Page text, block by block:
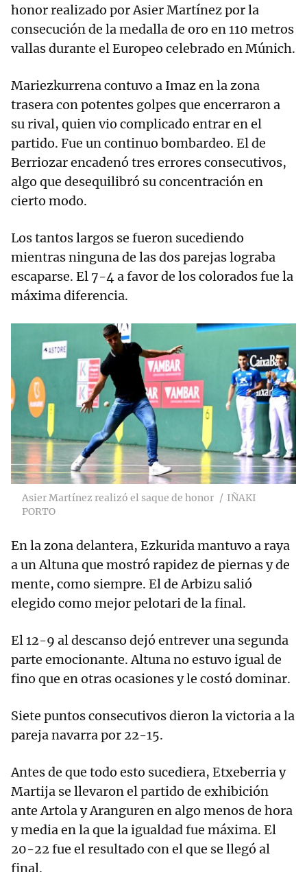
honor realizado por Asier Martínez por la
consecución de la medalla de oro en 110 metros
vallas durante el Europeo celebrado en Múnich.
Mariezkurrena contuvo a Imaz en la zona
trasera con potentes golpes que encerraron a
su rival, quien vio complicado entrar en el
partido. Fue un continuo bombardeo. El de
Berriozar encadenó tres errores consecutivos,
algo que desequilibró su concentración en
cierto modo.
Los tantos largos se fueron sucediendo
mientras ninguna de las dos parejas lograba
escaparse. El 7-4 a favor de los colorados fue la
máxima diferencia.
Asier Martínez realizó el saque de honor
IÑAKI
PORTO
En la zona delantera, Ezkurida mantuvo a raya
a un Altuna que mostró rapidez de piernas y de
mente, como siempre. El de Arbizu salió
elegido como mejor pelotari de la final.
El 12-9 al descanso dejó entrever una segunda
parte emocionante. Altuna no estuvo igual de
fino que en otras ocasiones y le costó dominar.
Siete puntos consecutivos dieron la victoria a la
pareja navarra por 22-15.
Antes de que todo esto sucediera, Etxeberria y
Martija se llevaron el partido de exhibición
ante Artola y Aranguren en algo menos de hora
y media en la que la igualdad fue máxima. El
20-22 fue el resultado con el que se llegó al
final.